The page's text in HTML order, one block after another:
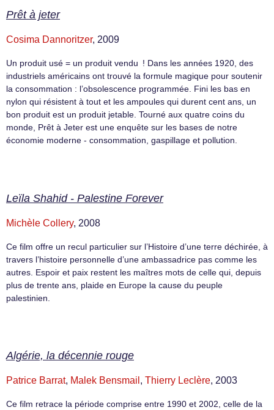
Prêt à jeter
Cosima Dannoritzer, 2009
Un produit usé = un produit vendu ! Dans les années 1920, des
industriels américains ont trouvé la formule magique pour soutenir
la consommation : l’obsolescence programmée. Fini les bas en
nylon qui résistent à tout et les ampoules qui durent cent ans, un
bon produit est un produit jetable. Tourné aux quatre coins du
monde, Prêt à Jeter est une enquête sur les bases de notre
économie moderne - consommation, gaspillage et pollution.
Leïla Shahid - Palestine Forever
Michèle Collery, 2008
Ce film offre un recul particulier sur l’Histoire d’une terre déchirée, à
travers l’histoire personnelle d’une ambassadrice pas comme les
autres. Espoir et paix restent les maîtres mots de celle qui, depuis
plus de trente ans, plaide en Europe la cause du peuple
palestinien.
Algérie, la décennie rouge
Patrice Barrat, Malek Bensmail , Thierry Leclère, 2003
Ce film retrace la période comprise entre 1990 et 2002, celle de la